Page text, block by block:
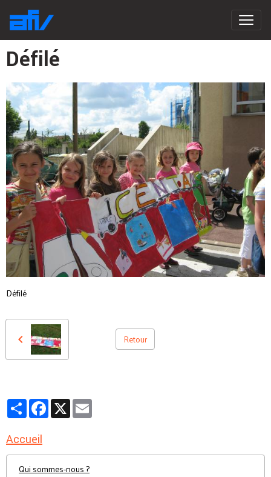
Défilé
Défilé
Retour
PartagerFacebook
X
Accueil
Qui sommes-nous ?